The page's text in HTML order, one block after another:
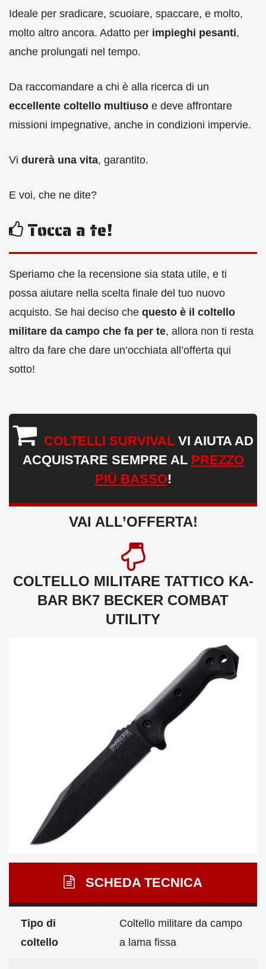
Ideale per sradicare, scuoiare, spaccare, e molto,
molto altro ancora. Adatto per impieghi pesanti,
anche prolungati nel tempo.
Da raccomandare a chi è alla ricerca di un
eccellente coltello multiuso e deve affrontare
missioni impegnative, anche in condizioni impervie.
Vi durerà una vita, garantito.
E voi, che ne dite?
Tocca a te!
Speriamo che la recensione sia stata utile, e ti
possa aiutare nella scelta finale del tuo nuovo
acquisto. Se hai deciso che questo è il coltello
militare da campo che fa per te, allora non ti resta
altro da fare che dare un’occhiata all’offerta qui
sotto!
COLTELLI SURVIVAL VI AIUTA AD
ACQUISTARE SEMPRE AL PREZZO
PIÙ BASSO!
VAI ALL’OFFERTA!
COLTELLO MILITARE TATTICO KA-
BAR BK7 BECKER COMBAT
UTILITY
SCHEDA TECNICA
Tipo di
coltello
Coltello militare da campo
a lama fissa